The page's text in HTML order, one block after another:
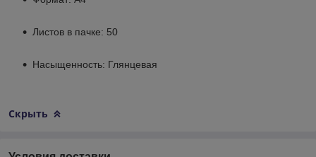
Листов в пачке: 50
Насыщенность: Глянцевая
Скрыть